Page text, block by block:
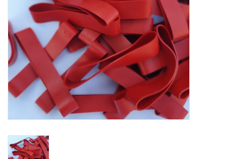
Fastfix
Geknoopt elastiek
Zwarte elastiekjes aanbieding!
Witte elastiekjes aanbieding!